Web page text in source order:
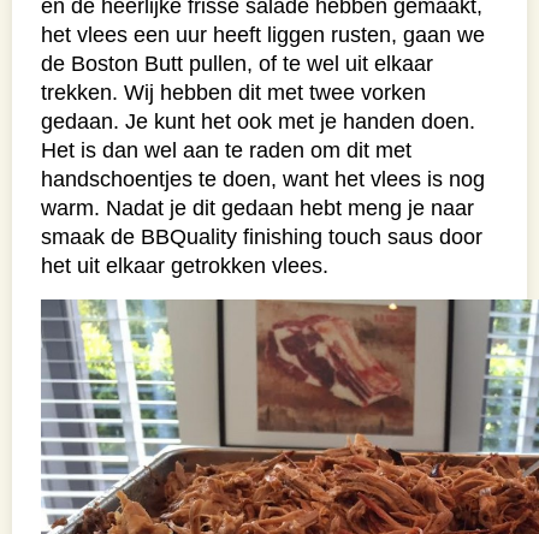
en de heerlijke frisse salade hebben gemaakt,
het vlees een uur heeft liggen rusten, gaan we
de Boston Butt pullen, of te wel uit elkaar
trekken. Wij hebben dit met twee vorken
gedaan. Je kunt het ook met je handen doen.
Het is dan wel aan te raden om dit met
handschoentjes te doen, want het vlees is nog
warm. Nadat je dit gedaan hebt meng je naar
smaak de BBQuality finishing touch saus door
het uit elkaar getrokken vlees.